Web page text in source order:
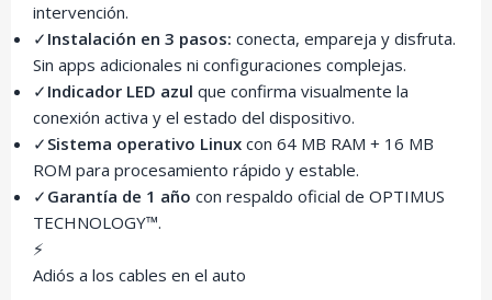
intervención.
✓ Instalación en 3 pasos: conecta, empareja y disfruta.
Sin apps adicionales ni configuraciones complejas.
✓ Indicador LED azul que confirma visualmente la
conexión activa y el estado del dispositivo.
✓ Sistema operativo Linux con 64 MB RAM + 16 MB
ROM para procesamiento rápido y estable.
✓ Garantía de 1 año con respaldo oficial de OPTIMUS
TECHNOLOGY™.
⚡
Adiós a los cables en el auto